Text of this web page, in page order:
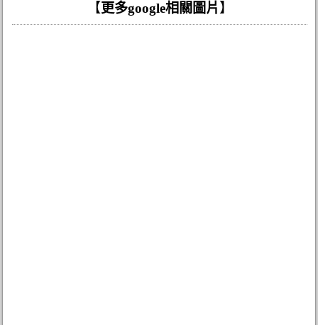
【更多google相關圖片】